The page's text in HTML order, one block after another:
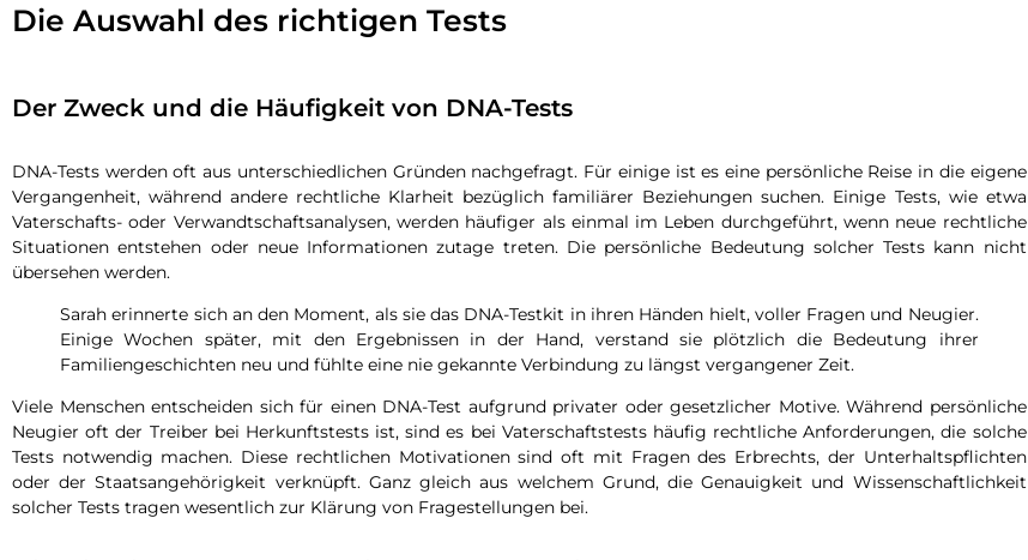
Die Auswahl des richtigen Tests
Der Zweck und die Häufigkeit von DNA-Tests
DNA-Tests werden oft aus unterschiedlichen Gründen nachgefragt. Für einige ist es eine persönliche Reise in die eigene
Vergangenheit, während andere rechtliche Klarheit bezüglich familiärer Beziehungen suchen. Einige Tests, wie etwa
Vaterschafts- oder Verwandtschaftsanalysen, werden häufiger als einmal im Leben durchgeführt, wenn neue rechtliche
Situationen entstehen oder neue Informationen zutage treten. Die persönliche Bedeutung solcher Tests kann nicht
übersehen werden.
Sarah erinnerte sich an den Moment, als sie das DNA-Testkit in ihren Händen hielt, voller Fragen und Neugier.
Einige Wochen später, mit den Ergebnissen in der Hand, verstand sie plötzlich die Bedeutung ihrer
Familiengeschichten neu und fühlte eine nie gekannte Verbindung zu längst vergangener Zeit.
Viele Menschen entscheiden sich für einen DNA-Test aufgrund privater oder gesetzlicher Motive. Während persönliche
Neugier oft der Treiber bei Herkunftstests ist, sind es bei Vaterschaftstests häufig rechtliche Anforderungen, die solche
Tests notwendig machen. Diese rechtlichen Motivationen sind oft mit Fragen des Erbrechts, der Unterhaltspflichten
oder der Staatsangehörigkeit verknüpft. Ganz gleich aus welchem Grund, die Genauigkeit und Wissenschaftlichkeit
solcher Tests tragen wesentlich zur Klärung von Fragestellungen bei.